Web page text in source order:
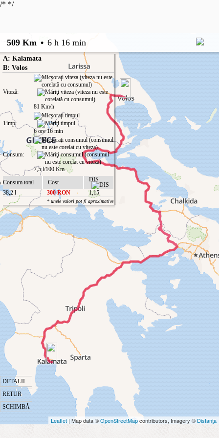
/* */
509 Km • 6 h 16 min
DETALII
RETUR
SCHIMBĂ
A: Kalamata
B: Volos
Viteză:
81 Km/h
Timp:
6 ore 16 min
Consum:
7,5 l/100 Km
Consum total
Cost
DIS
38,2 l
300 RON 1,15
* unele valori pot fi aproximative